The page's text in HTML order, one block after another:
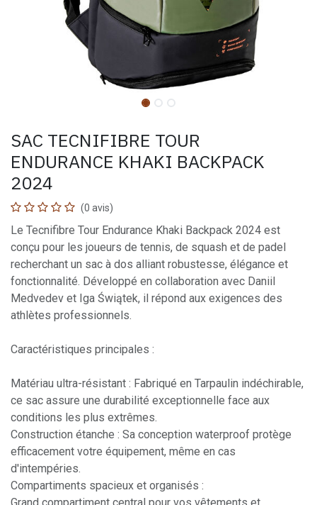
SAC TECNIFIBRE TOUR
ENDURANCE KHAKI BACKPACK
2024
(0 avis)
Le Tecnifibre Tour Endurance Khaki Backpack 2024 est
conçu pour les joueurs de tennis, de squash et de padel
recherchant un sac à dos alliant robustesse, élégance et
fonctionnalité. Développé en collaboration avec Daniil
Medvedev et Iga Świątek, il répond aux exigences des
athlètes professionnels.
Caractéristiques principales :
Matériau ultra-résistant : Fabriqué en Tarpaulin indéchirable,
ce sac assure une durabilité exceptionnelle face aux
conditions les plus extrêmes.
Construction étanche : Sa conception waterproof protège
efficacement votre équipement, même en cas
d'intempéries.
Compartiments spacieux et organisés :